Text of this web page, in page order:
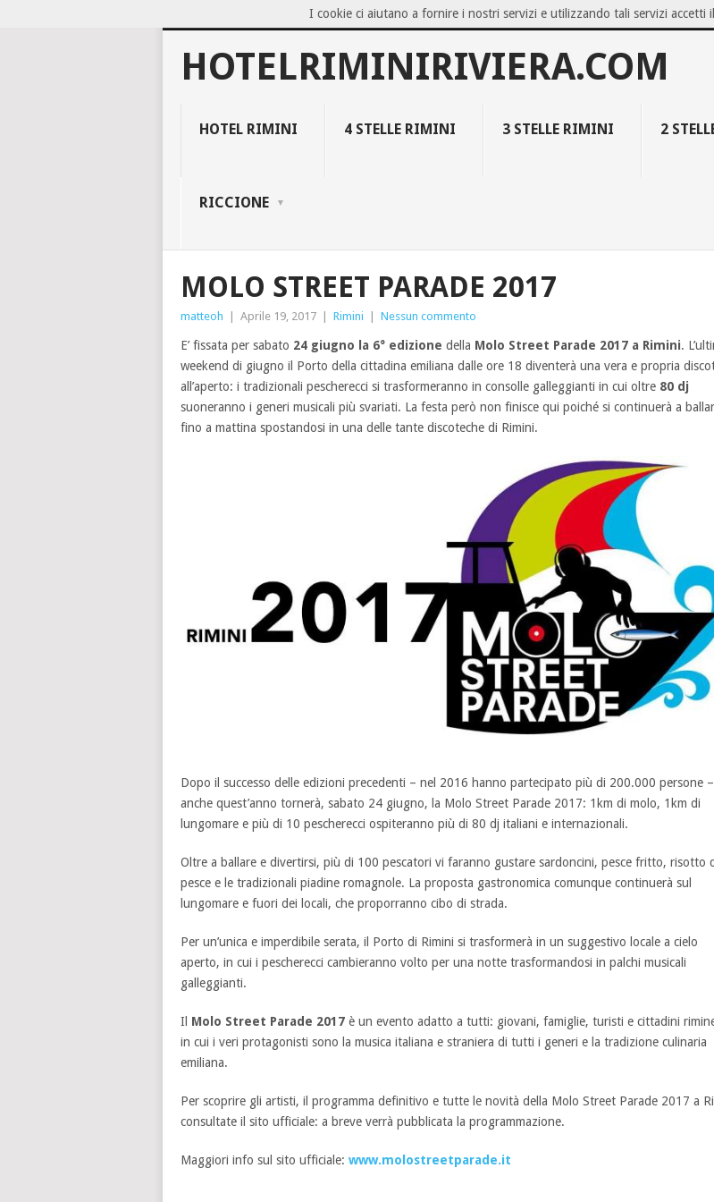
BLOCCO 94, IL NEGOZIO ON... GIUGNO A BELLARIA IGEA M... FAMILY
HOTELRIMINIRIVIERA.COM
HOTEL RIMINI 4 STELLE RIMINI 3 STELLE RIMINI 2
RICCIONE
MOLO STREET PARADE 2017
matteoh Aprile 19, 2017 Rimini Nessun commento
E’ fissata per sabato 24 giugno la 6° edizione della Molo Street Parade 2017 a Rimini.
weekend di giugno il Porto della cittadina emiliana dalle ore 18 diventerà una vera e propria
all’aperto: i tradizionali pescherecci si trasformeranno in consolle galleggianti in cui oltre 80 dj
suoneranno i generi musicali più svariati. La festa però non finisce qui poiché si continuerà a
fino a mattina spostandosi in una delle tante discoteche di Rimini.
Dopo il successo delle edizioni precedenti – nel 2016 hanno partecipato più di 200.000 persone –
anche quest’anno tornerà, sabato 24 giugno, la Molo Street Parade 2017: 1km di molo, 1km di
lungomare e più di 10 pescherecci ospiteranno più di 80 dj italiani e internazionali.
Oltre a ballare e divertirsi, più di 100 pescatori vi faranno gustare sardoncini, pesce fritto, risotto
pesce e le tradizionali piadine romagnole. La proposta gastronomica comunque continuerà sul
lungomare e fuori dei locali, che proporranno cibo di strada.
Per un’unica e imperdibile serata, il Porto di Rimini si trasformerà in un suggestivo locale a cielo
aperto, in cui i pescherecci cambieranno volto per una notte trasformandosi in palchi musicali
galleggianti.
Il Molo Street Parade 2017 è un evento adatto a tutti: giovani, famiglie, turisti e cittadini
in cui i veri protagonisti sono la musica italiana e straniera di tutti i generi e la tradizione culinaria
emiliana.
Per scoprire gli artisti, il programma definitivo e tutte le novità della Molo Street Parade 2017 a
consultate il sito ufficiale: a breve verrà pubblicata la programmazione.
Maggiori info sul sito ufficiale: www.molostreetparade.it
I cookie ci aiutano a fornire i nostri servizi e utilizzando tali servizi accetti